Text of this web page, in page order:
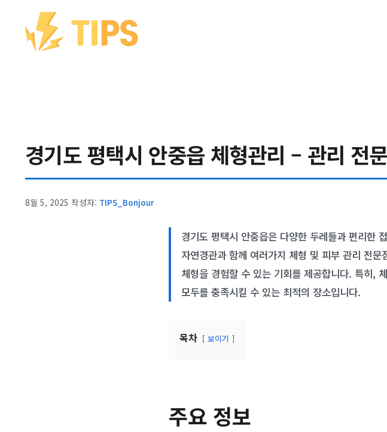
건너뛰기
경기도 평택시 안중읍 체형관리 – 관리 전
8월 5, 2025 작성자: TIPS_Bonjour
경기도 평택시 안중읍은 다양한 두레들과 편리한
자연경관과 함께 여러가지 체형 및 피부 관리 전
체형을 경험할 수 있는 기회를 제공합니다. 특히,
모두를 충족시킬 수 있는 최적의 장소입니다.
목차 보이기
주요 정보